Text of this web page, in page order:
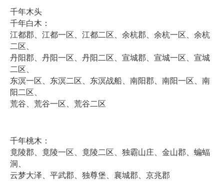
千年木头
千年白木：
江都郡、江都一区、江都二区、余杭郡、余杭一区、余杭
二区、
丹阳郡、丹阳一区、丹阳二区、宣城郡、宣城一区、宣城
二区、
东溟一区、东溟二区、东溟战船、南阳郡、南阳一区、南
阳二区、
荒谷、荒谷一区、荒谷二区
千年桃木：
竟陵郡、竟陵一区、竟陵二区、独霸山庄、金山郡、蝙蝠
洞、
云梦大泽、平武郡、独尊堡、襄城郡、京兆郡